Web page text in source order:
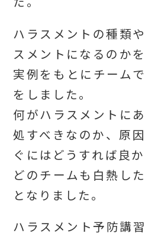
ハラスメントの種類
スメントになるのか
実例をもとにチーム
をしました。
何がハラスメントに
処すべきなのか、原
ぐにはどうすれば良か
どのチームも白熱し
となりました。
ハラスメント予防講